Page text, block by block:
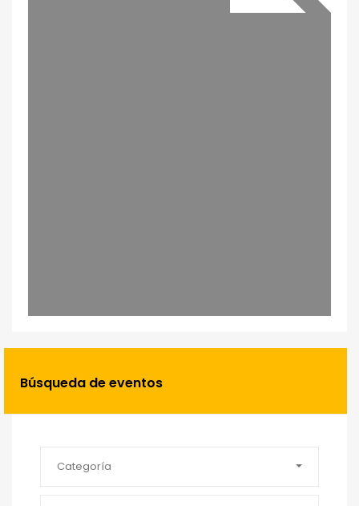
Búsqueda de eventos
Categoría